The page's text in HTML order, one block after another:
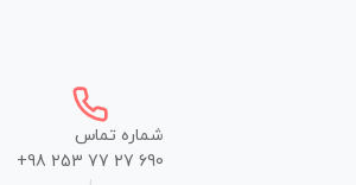
شماره تماس
+98 253 77 27 690